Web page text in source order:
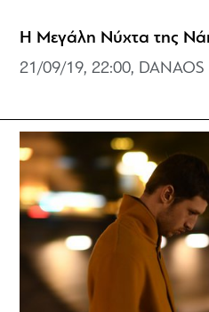
Η Μεγάλη Νύχτα της
21/09/19, 22:00, DANAOS